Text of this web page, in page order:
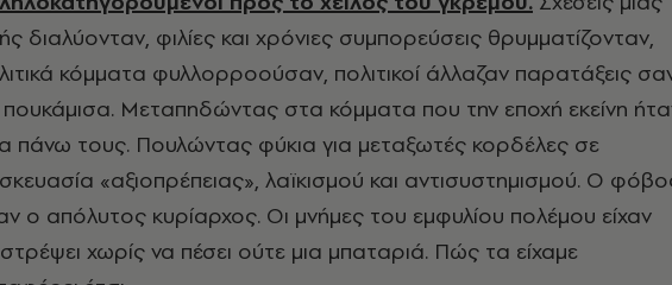
διαλύονταν, φιλίες και χρόνιες συμπορεύσεις θρυμματίζονταν,
κόμματα φυλλορροούσαν, πολιτικοί άλλαζαν παρατάξεις
Μεταπηδώντας στα κόμματα που την εποχή εκείνη
πάνω τους. Πουλώντας φύκια για μεταξωτές κορδέλες σε
«αξιοπρέπειας», λαϊκισμού και αντισυστημισμού. Ο
ο απόλυτος κυρίαρχος. Οι μνήμες του εμφυλίου πολέμου είχαν
χωρίς να πέσει ούτε μια μπαταριά. Πώς τα είχαμε